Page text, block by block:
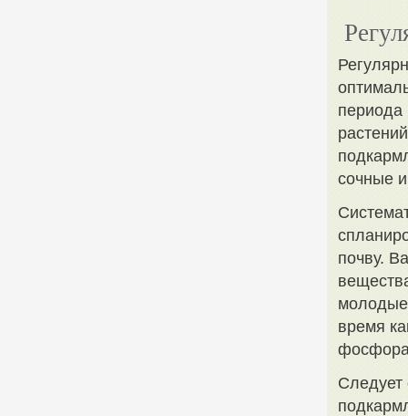
периода
сочные
почву.
молодые
время
фосфора
Следует